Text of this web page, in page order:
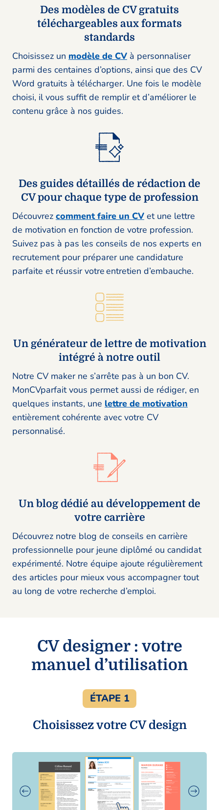
Des modèles de CV gratuits
téléchargeables aux formats
standards
Choisissez un modèle de CV à personnaliser
parmi des centaines d’options, ainsi que des CV
Word gratuits à télécharger. Une fois le modèle
choisi, il vous suffit de remplir et d’améliorer le
contenu grâce à nos guides.
Des guides détaillés de rédaction de
CV pour chaque type de profession
Découvrez comment faire un CV et une lettre
de motivation en fonction de votre profession.
Suivez pas à pas les conseils de nos experts en
recrutement pour préparer une candidature
parfaite et réussir votre entretien d’embauche.
Un générateur de lettre de motivation
intégré à notre outil
Notre CV maker ne s’arrête pas à un bon CV.
MonCVparfait vous permet aussi de rédiger, en
quelques instants, une lettre de motivation
entièrement cohérente avec votre CV
personnalisé.
Un blog dédié au développement de
votre carrière
Découvrez notre blog de conseils en carrière
professionnelle pour jeune diplômé ou candidat
expérimenté. Notre équipe ajoute régulièrement
des articles pour mieux vous accompagner tout
au long de votre recherche d’emploi.
CV designer : votre
manuel d’utilisation
ÉTAPE 1
Choisissez votre CV design